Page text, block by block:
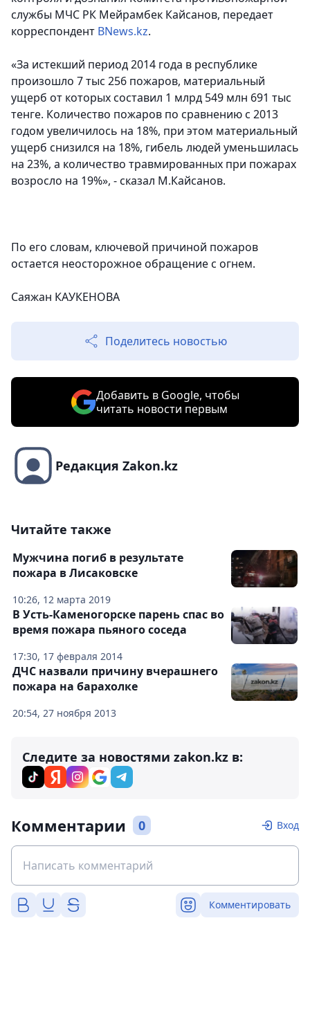
службы МЧС РК Мейрамбек Кайсанов, передает
корреспондент BNews.kz.
«За истекший период 2014 года в республике
произошло 7 тыс 256 пожаров, материальный
ущерб от которых составил 1 млрд 549 млн 691 тыс
тенге. Количество пожаров по сравнению с 2013
годом увеличилось на 18%, при этом материальный
ущерб снизился на 18%, гибель людей уменьшилась
на 23%, а количество травмированных при пожарах
возросло на 19%», - сказал М.Кайсанов.
По его словам, ключевой причиной пожаров
остается неосторожное обращение с огнем.
Саяжан КАУКЕНОВА
Поделитесь новостью
Добавить в Google, чтобы
читать новости первым
Редакция Zakon.kz
Читайте также
10:26, 12 марта 2019
Мужчина погиб в результате
пожара в Лисаковске
17:30, 17 февраля 2014
В Усть-Каменогорске парень спас во
время пожара пьяного соседа
20:54, 27 ноября 2013
ДЧС назвали причину вчерашнего
пожара на барахолке
Следите за новостями zakon.kz в:
Комментарии 0 Вход
Комментировать